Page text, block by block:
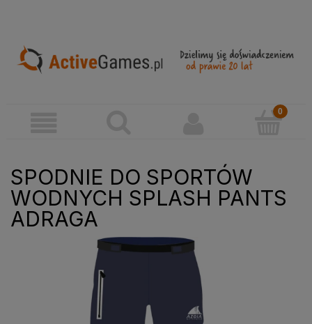
SPODNIE DO SPORTÓW
WODNYCH SPLASH PANTS
ADRAGA